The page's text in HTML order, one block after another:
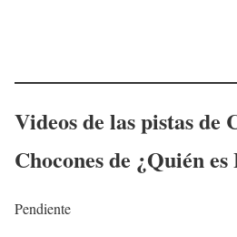
Videos de las pistas de
Choconesde ¿Quién
Pendiente